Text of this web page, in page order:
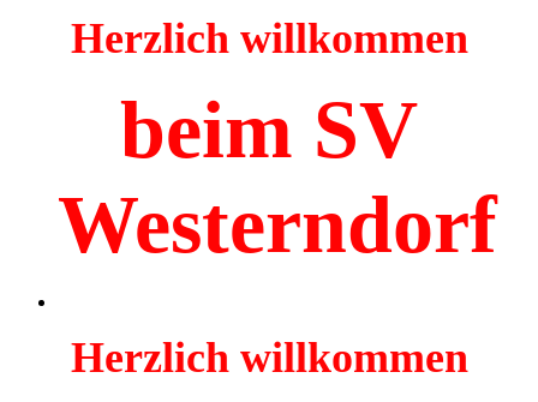
Herzlich willkommen
beim SV
Westerndorf
Herzlich willkommen